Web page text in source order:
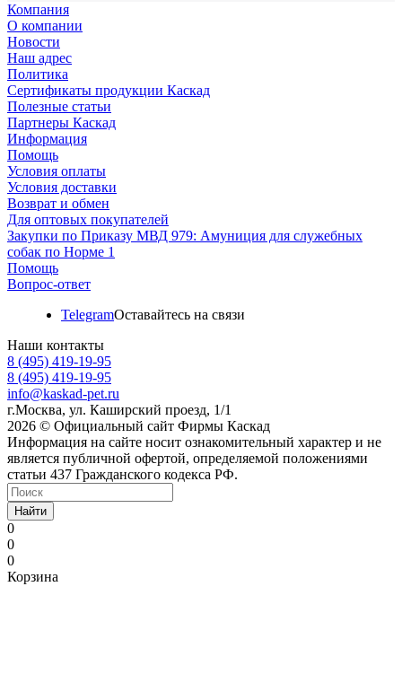
Компания
О компании
Новости
Наш адрес
Политика
Сертификаты продукции Каскад
Полезные статьи
Партнеры Каскад
Информация
Помощь
Условия оплаты
Условия доставки
Возврат и обмен
Для оптовых покупателей
Закупки по Приказу МВД 979: Амуниция для служебных
собак по Норме 1
Помощь
Вопрос-ответ
TelegramОставайтесь на связи
Наши контакты
8 (495) 419-19-95
8 (495) 419-19-95
info@kaskad-pet.ru
г.Москва, ул. Каширский проезд, 1/1
2026 © Официальный сайт Фирмы Каскад
Информация на сайте носит ознакомительный характер и не
является публичной офертой, определяемой положениями
статьи 437 Гражданского кодекса РФ.
Найти
0
0
0
Корзина